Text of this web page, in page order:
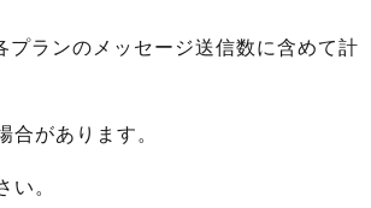
ランのメッセージ送信数に含めて計
があります。
い。